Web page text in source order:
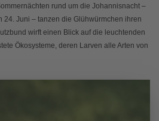
rund um die Johannisnacht –
24. Juni – tanzen die Glühwürmchen ihren
wirft einen Blick auf die leuchtenden
Ökosysteme, deren Larven alle Arten von